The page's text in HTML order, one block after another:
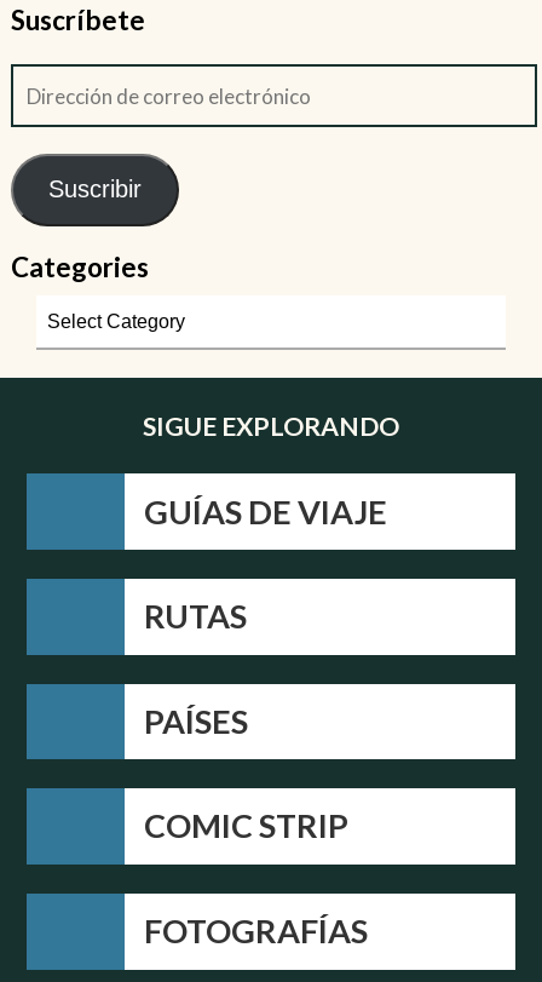
Suscríbete
Suscribir
Categories
SIGUE EXPLORANDO
GUÍAS DE VIAJE
RUTAS
PAÍSES
COMIC STRIP
FOTOGRAFÍAS